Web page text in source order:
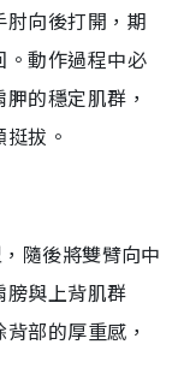
向後打開，期
。動作過程中必
的穩定肌群，
拔。
隨後將雙臂向中
膀與上背肌群
部的厚重感，